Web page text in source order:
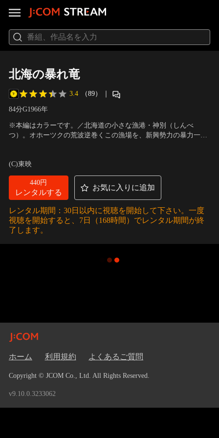
北海の暴れ竜
3.4 （89） ｜
84分G1966年
※本編はカラーです。／北海道の小さな漁港・神別（しんべ
つ）。オホーツクの荒波逆巻くこの漁場を、新興勢力の暴力一派
(C)東映
440円
レンタルする
お気に入りに追加
レンタル期間：30日以内に視聴を開始して下さい。一度
視聴を開始すると、7日（168時間）でレンタル期間が終
了します。
ホーム 利用規約 よくあるご質問
Copyright © JCOM Co., Ltd. All Rights Reserved.
v9.10.0.3233062